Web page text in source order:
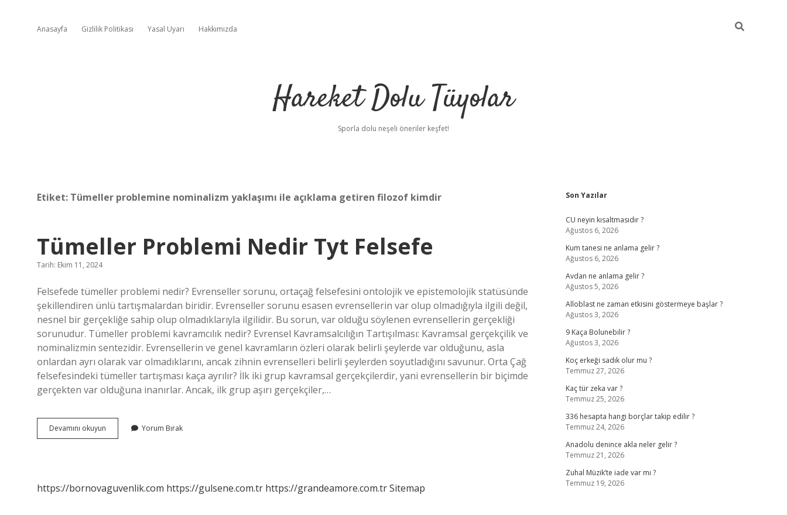
Anasayfa Gizlilik Politikası Yasal Uyarı Hakkımızda
Hareket Dolu Tüyolar
Sporla dolu neşeli öneriler keşfet!
Etiket: Tümeller problemine nominalizm yaklaşımı ile açıklama getiren filozof kimdir
Tümeller Problemi Nedir Tyt Felsefe
Tarih: Ekim 11, 2024
Felsefede tümeller problemi nedir? Evrenseller sorunu, ortaçağ felsefesini ontolojik ve epistemolojik statüsünde
şekillendiren ünlü tartışmalardan biridir. Evrenseller sorunu esasen evrensellerin var olup olmadığıyla ilgili değil,
nesnel bir gerçekliğe sahip olup olmadıklarıyla ilgilidir. Bu sorun, var olduğu söylenen evrensellerin gerçekliği
sorunudur. Tümeller problemi kavramcılık nedir? Evrensel Kavramsalcılığın Tartışılması: Kavramsal gerçekçilik ve
nominalizmin sentezidir. Evrensellerin ve genel kavramların özleri olarak belirli şeylerde var olduğunu, asla
onlardan ayrı olarak var olmadıklarını, ancak zihnin evrenselleri belirli şeylerden soyutladığını savunur. Orta Çağ
felsefesindeki tümeller tartışması kaça ayrılır? İlk iki grup kavramsal gerçekçilerdir, yani evrensellerin bir biçimde
gerçekten var olduğuna inanırlar. Ancak, ilk grup aşırı gerçekçiler,…
Devamını okuyun Tümeller
Problemi
Yorum Bırak
https://bornovaguvenlik.com https://gulsene.com.tr https://grandeamore.com.trSitemap
Sidebar
Son Yazılar
CU neyin kısaltmasıdır ?
Ağustos 6, 2026
Kum tanesi ne anlama gelir ?
Ağustos 6, 2026
Avdan ne anlama gelir ?
Ağustos 5, 2026
Alloblast ne zaman etkisini göstermeye başlar ?
Ağustos 3, 2026
9 Kaça Bolunebilir ?
Ağustos 3, 2026
Koç erkeği sadık olur mu ?
Temmuz 27, 2026
Kaç tür zeka var ?
Temmuz 25, 2026
336 hesapta hangi borçlar takip edilir ?
Temmuz 24, 2026
Anadolu denince akla neler gelir ?
Temmuz 21, 2026
Zuhal Müzik’te iade var mı ?
Temmuz 19, 2026